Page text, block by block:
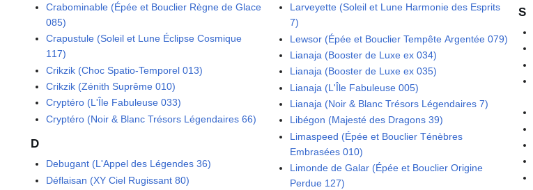
Crabominable (Épée et Bouclier Règne de Glace
085)
Crapustule (Soleil et Lune Éclipse Cosmique
117)
Crikzik (Choc Spatio-Temporel 013)
Crikzik (Zénith Suprême 010)
Cryptéro (L'Île Fabuleuse 033)
Cryptéro (Noir & Blanc Trésors Légendaires 66)
D
Debugant (L'Appel des Légendes 36)
Déflaisan (XY Ciel Rugissant 80)
Larveyette (Soleil et Lune Harmonie des Esprits
7)
Lewsor (Épée et Bouclier Tempête Argentée 079)
Lianaja (Booster de Luxe ex 034)
Lianaja (Booster de Luxe ex 035)
Lianaja (L'Île Fabuleuse 005)
Lianaja (Noir & Blanc Trésors Légendaires 7)
Libégon (Majesté des Dragons 39)
Limaspeed (Épée et Bouclier Ténèbres
Embrasées 010)
Limonde de Galar (Épée et Bouclier Origine
Perdue 127)
S